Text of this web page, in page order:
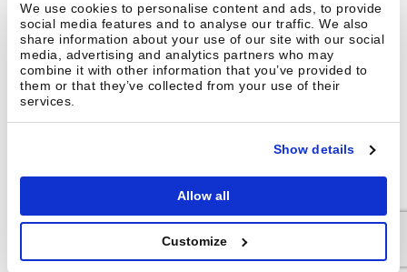
We use cookies to personalise content and ads, to provide
social media features and to analyse our traffic. We also
share information about your use of our site with our social
media, advertising and analytics partners who may
combine it with other information that you’ve provided to
them or that they’ve collected from your use of their
services.
Show details
Allow all
Customize
Austin, TX
info@brightpick.ai
© 2026, Brightpick s.r.o.; Brightpick Inc.